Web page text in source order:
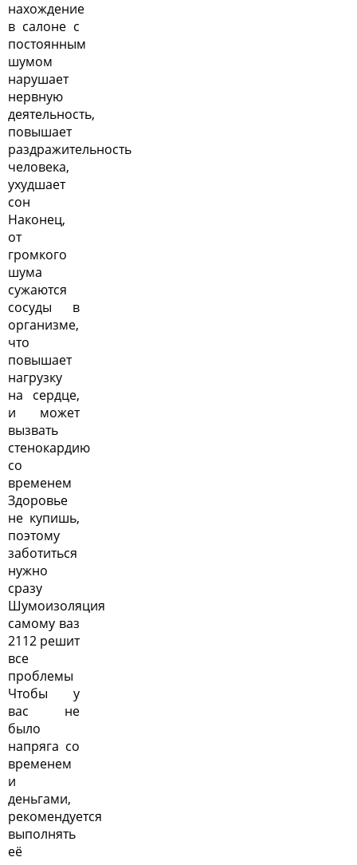
нахождение
в салоне с
постоянным
шумом
нарушает
нервную
деятельность,
повышает
раздражительность
человека,
ухудшает
сон
Наконец,
от
громкого
шума
сужаются
сосуды в
организме,
что
повышает
нагрузку
на сердце,
и может
вызвать
стенокардию
со
временем
Здоровье
не купишь,
поэтому
заботиться
нужно
сразу
Шумоизоляция
самому ваз
2112 решит
все
проблемы
Чтобы у
вас не
было
напряга со
временем
и
деньгами,
рекомендуется
выполнять
её